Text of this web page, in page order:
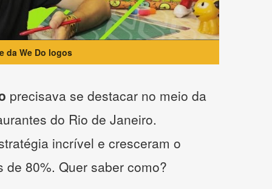
da We Do logos
precisava se destacar no meio da
do Rio de Janeiro.
incrível e cresceram o
de 80%. Quer saber como?